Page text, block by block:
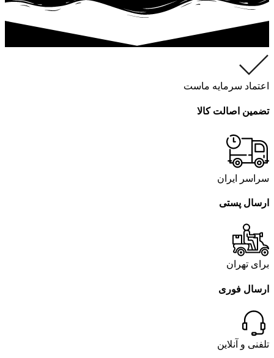
اعتماد سرمایه ماست
تضمین اصالت کالا
سراسر ایران
ارسال پستی
برای تهران
ارسال فوری
تلفنی و آنلاین